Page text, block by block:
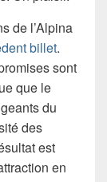
de l’Alpina
billet.
sont
que le
du
des
est
en